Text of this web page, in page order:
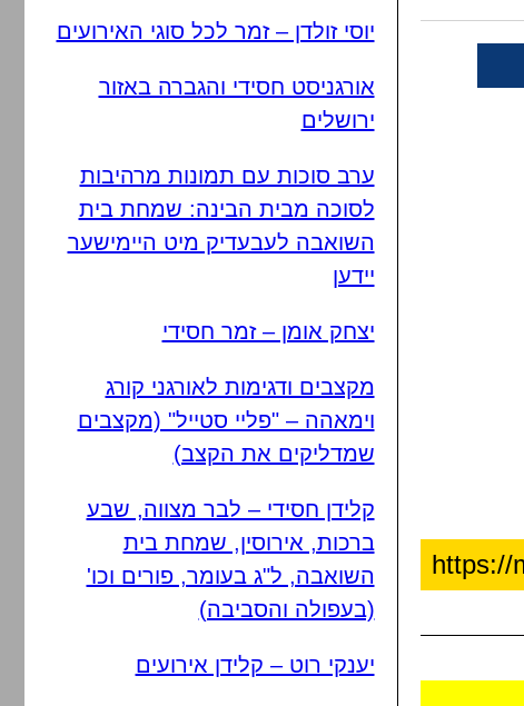
יוסי זולדן – זמר לכל סוגי האירועים
אורגניסט חסידי והגברה באזור
ירושלים
ערב סוכות עם תמונות מרהיבות
לסוכה מבית הבינה: שמחת בית
השואבה לעבעדיק מיט היימישער
יידען
יצחק אומן – זמר חסידי
מקצבים ודגימות לאורגני קורג
וימאהה – "פליי סטייל" (מקצבים
שמדליקים את הקצב)
קלידן חסידי – לבר מצווה, שבע
ברכות, אירוסין, שמחת בית
השואבה, ל"ג בעומר, פורים וכו'
(בעפולה והסביבה)
יענקי רוט – קלידן אירועים